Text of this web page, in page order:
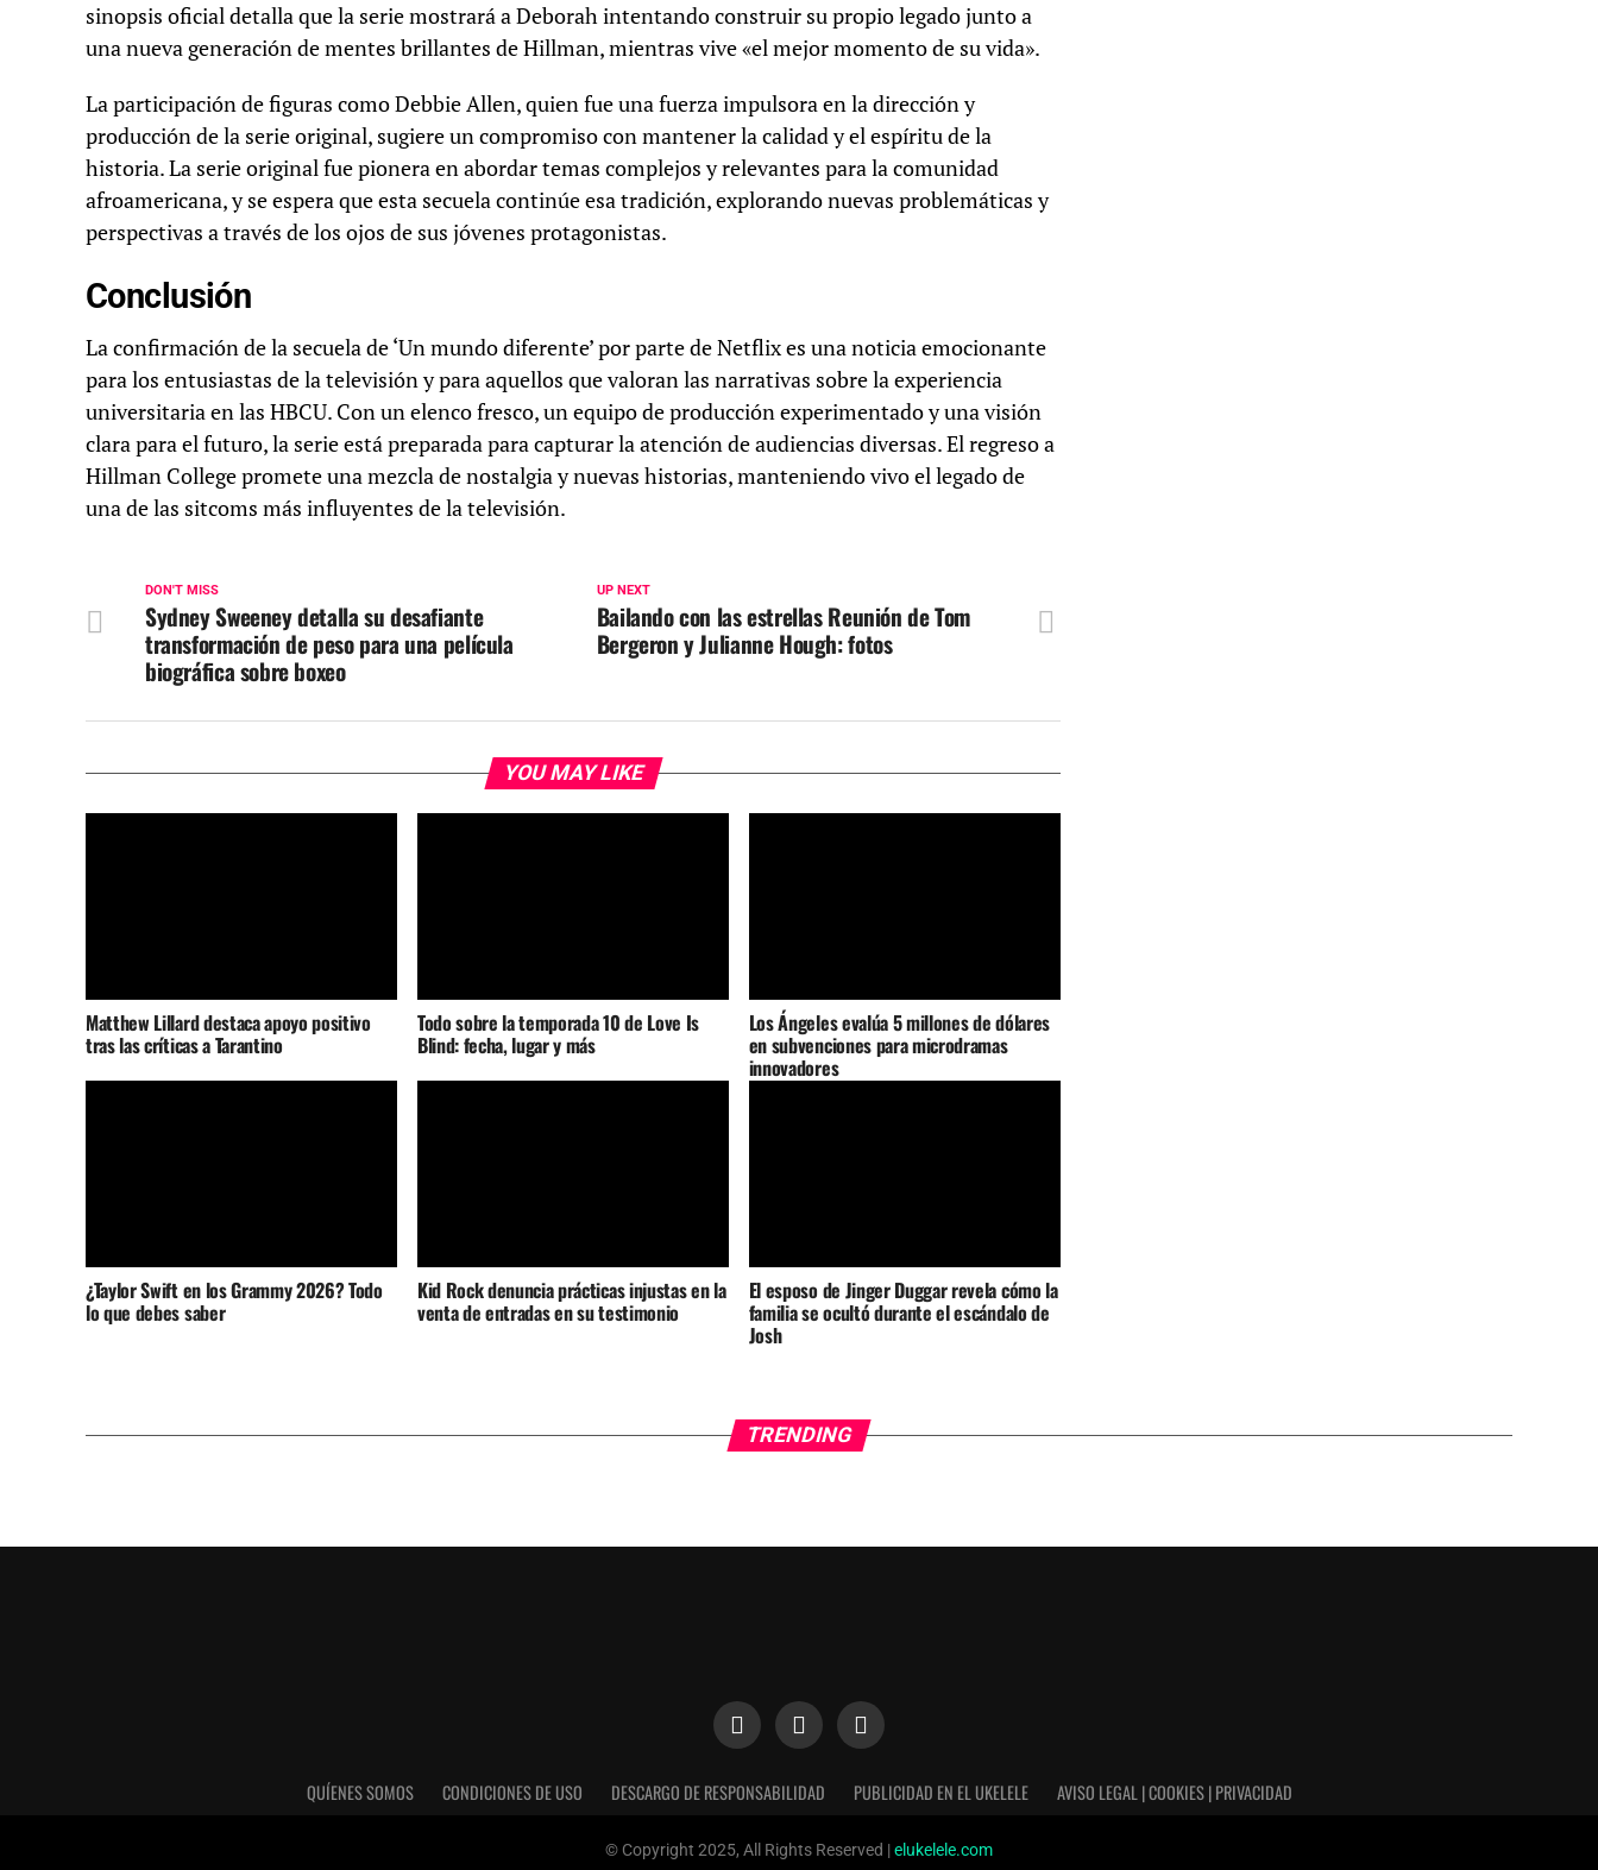
sinopsis oficial detalla que la serie mostrará a Deborah intentando construir su propio legado junto a
una nueva generación de mentes brillantes de Hillman, mientras vive «el mejor momento de su vida».
La participación de figuras como Debbie Allen, quien fue una fuerza impulsora en la dirección y
producción de la serie original, sugiere un compromiso con mantener la calidad y el espíritu de la
historia. La serie original fue pionera en abordar temas complejos y relevantes para la comunidad
afroamericana, y se espera que esta secuela continúe esa tradición, explorando nuevas problemáticas y
perspectivas a través de los ojos de sus jóvenes protagonistas.
Conclusión
La confirmación de la secuela de ‘Un mundo diferente’ por parte de Netflix es una noticia emocionante
para los entusiastas de la televisión y para aquellos que valoran las narrativas sobre la experiencia
universitaria en las HBCU. Con un elenco fresco, un equipo de producción experimentado y una visión
clara para el futuro, la serie está preparada para capturar la atención de audiencias diversas. El regreso a
Hillman College promete una mezcla de nostalgia y nuevas historias, manteniendo vivo el legado de
una de las sitcoms más influyentes de la televisión.
UP NEXT
Bailando con las estrellas Reunión de Tom
Bergeron y Julianne Hough: fotos
DON'T MISS
Sydney Sweeney detalla su desafiante
transformación de peso para una película
biográfica sobre boxeo
YOU MAY LIKE
Matthew Lillard destaca apoyo positivo
tras las críticas a Tarantino
Todo sobre la temporada 10 de Love Is
Blind: fecha, lugar y más
Los Ángeles evalúa 5 millones de dólares
en subvenciones para microdramas
innovadores
¿Taylor Swift en los Grammy 2026? Todo
lo que debes saber
Kid Rock denuncia prácticas injustas en la
venta de entradas en su testimonio
El esposo de Jinger Duggar revela cómo la
familia se ocultó durante el escándalo de
Josh
TRENDING
QUÍENES SOMOS CONDICIONES DE USO DESCARGO DE RESPONSABILIDAD PUBLICIDAD EN EL UKELELE AVISO LEGAL | COOKIES | PRIVACIDAD
© Copyright 2025, All Rights Reserved |elukelele.com
Utilizamos cookies para darte una mejor experiencia en nuestra web. Puedes informarte sobre qué cookies estamos utilizando o